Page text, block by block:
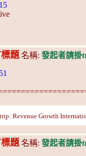
題 名稱: 發起者請掛
Revenue Growth
題名稱: 發起者請掛